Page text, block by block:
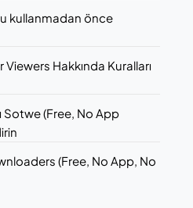
kullanmadan önce
Viewers Hakkında Kuralları
Sotwe (Free, No App
(Free, No App, No